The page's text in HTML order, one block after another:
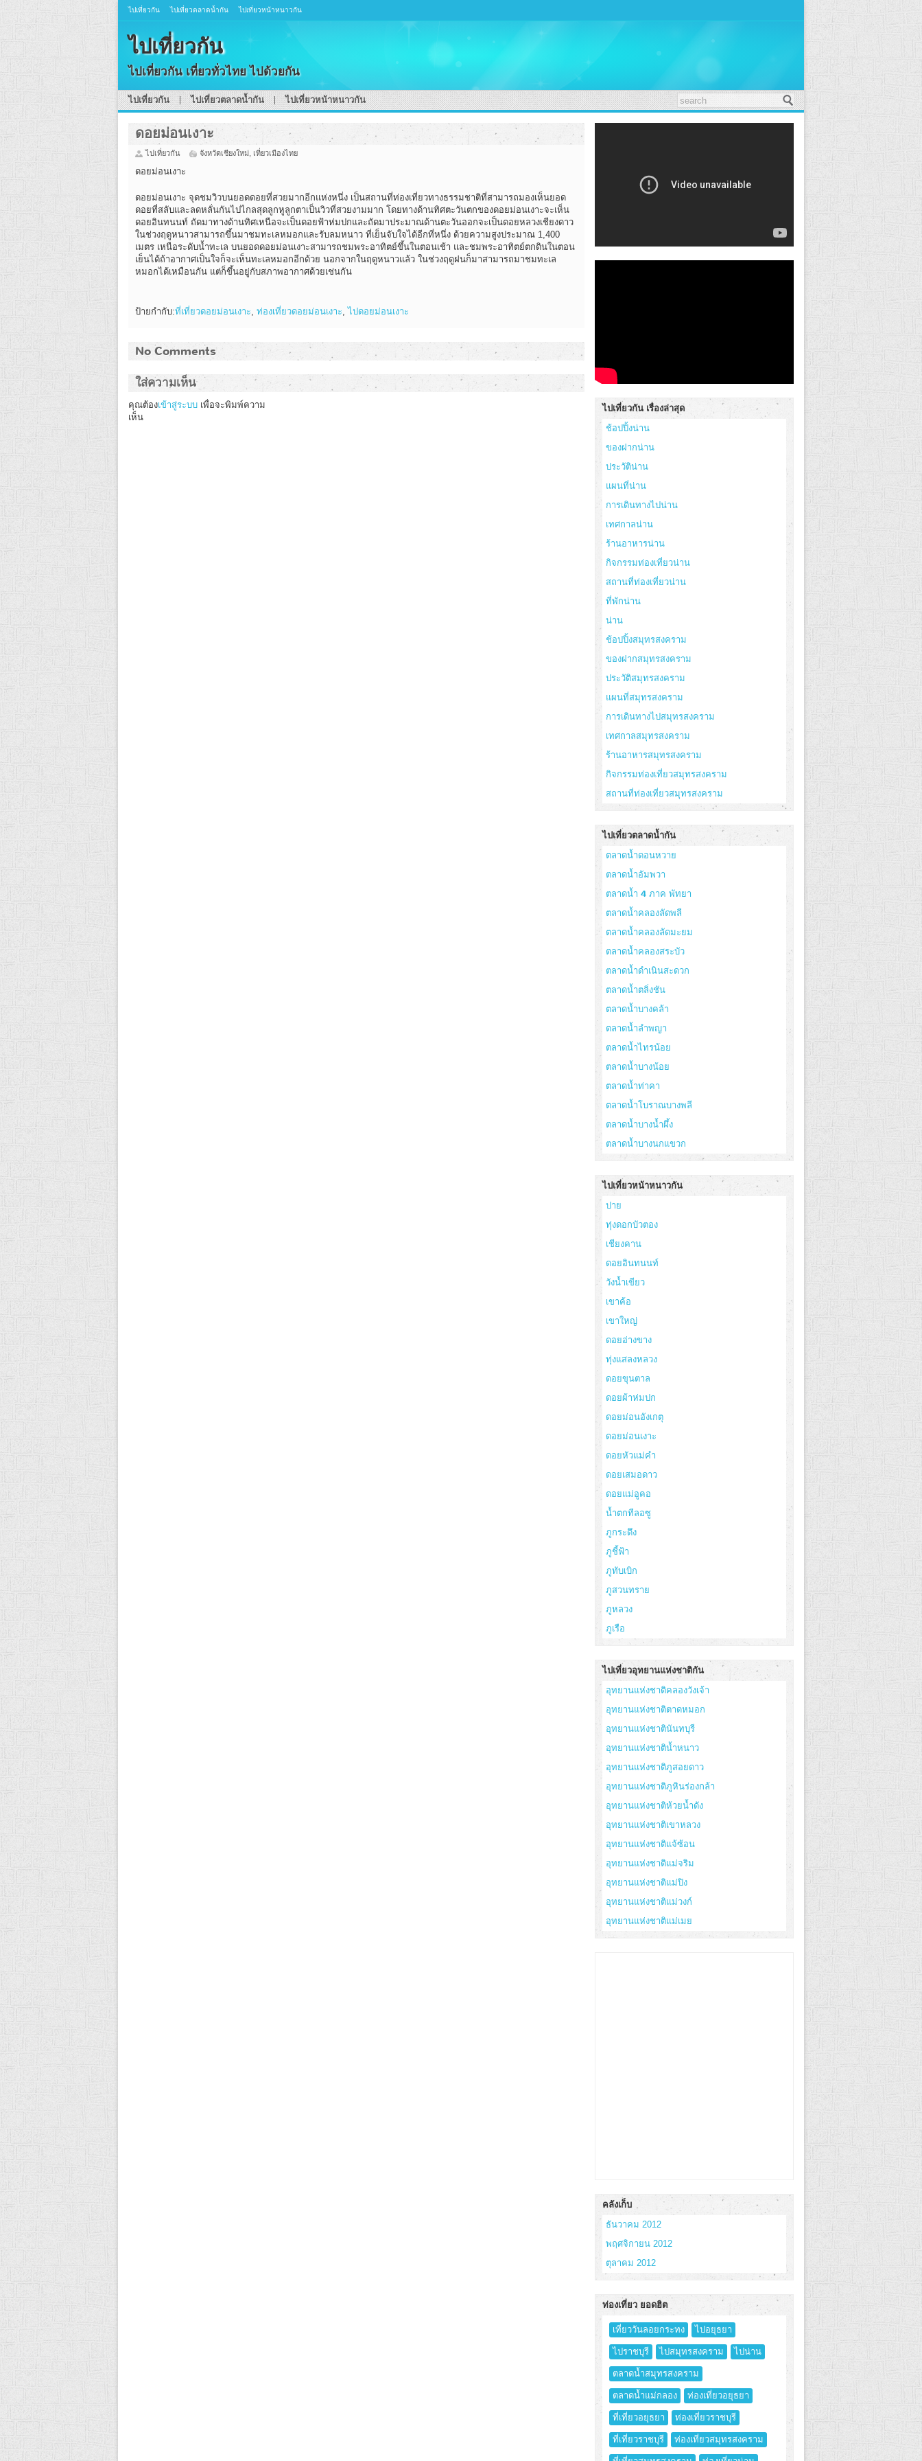
ไปเที่ยวกัน ไปเที่ยวตลาดน้ำกัน ไปเที่ยวหน้าหนาวกัน
ไปเที่ยวกัน
ไปเที่ยวกัน เที่ยวทั่วไทย ไปด้วยกัน
ไปเที่ยวกัน ไปเที่ยวตลาดน้ำกัน ไปเที่ยวหน้าหนาวกัน
ดอยม่อนเงาะ
ไปเที่ยวกัน จังหวัดเชียงใหม่ เที่ยวเมืองไทย
ดอยม่อนเงาะ
ดอยม่อนเงาะ จุดชมวิวบนยอดดอยที่สวยมากอีกแห่งหนึ่ง เป็นสถานที่ท่องเที่ยวทางธรรมชาติที่สามารถมองเห็นยอด
ดอยที่สลับและลดหลั่นกันไปไกลสุดลูกหูลูกตาเป็นวิวที่สวยงามมาก โดยทางด้านทิศตะวันตกของดอยม่อนเงาะจะเห็น
ดอยอินทนนท์ ถัดมาทางด้านทิศเหนือจะเป็นดอยฟ้าห่มปกและถัดมาประมาณด้านตะวันออกจะเป็นดอยหลวงเชียงดาว
ในช่วงฤดูหนาวสามารถขึ้นมาชมทะเลหมอกและรับลมหนาว ที่เย็นจับใจได้อีกที่หนึ่ง ด้วยความสูงประมาณ 1,400
เมตร เหนือระดับน้ำทะเล บนยอดดอยม่อนเงาะสามารถชมพระอาทิตย์ขึ้นในตอนเช้า และชมพระอาทิตย์ตกดินในตอน
เย็นได้ถ้าอากาศเป็นใจก็จะเห็นทะเลหมอกอีกด้วย นอกจากในฤดูหนาวแล้ว ในช่วงฤดูฝนก็มาสามารถมาชมทะเล
หมอกได้เหมือนกัน แต่ก็ขึ้นอยู่กับสภาพอากาศด้วยเช่นกัน
ป้ายกำกับ:ที่เที่ยวดอยม่อนเงาะ, ท่องเที่ยวดอยม่อนเงาะ,ไปดอยม่อนเงาะ
No Comments
ใส่ความเห็น
คุณต้องเข้าสู่ระบบ เพื่อจะพิมพ์ความ
เห็น
ไปเที่ยวกัน เรื่องล่าสุด
ช้อปปิ้งน่าน
ของฝากน่าน
ประวัติน่าน
แผนที่น่าน
การเดินทางไปน่าน
เทศกาลน่าน
ร้านอาหารน่าน
กิจกรรมท่องเที่ยวน่าน
สถานที่ท่องเที่ยวน่าน
ที่พักน่าน
น่าน
ช้อปปิ้งสมุทรสงคราม
ของฝากสมุทรสงคราม
ประวัติสมุทรสงคราม
แผนที่สมุทรสงคราม
การเดินทางไปสมุทรสงคราม
เทศกาลสมุทรสงคราม
ร้านอาหารสมุทรสงคราม
กิจกรรมท่องเที่ยวสมุทรสงคราม
สถานที่ท่องเที่ยวสมุทรสงคราม
ไปเที่ยวตลาดน้ำกัน
ตลาดน้ำดอนหวาย
ตลาดน้ำอัมพวา
ตลาดน้ำ 4 ภาค พัทยา
ตลาดน้ำคลองลัดพลี
ตลาดน้ำคลองลัดมะยม
ตลาดน้ำคลองสระบัว
ตลาดน้ำดำเนินสะดวก
ตลาดน้ำตลิ่งชัน
ตลาดน้ำบางคล้า
ตลาดน้ำลำพญา
ตลาดน้ำไทรน้อย
ตลาดน้ำบางน้อย
ตลาดน้ำท่าคา
ตลาดน้ำโบราณบางพลี
ตลาดน้ำบางน้ำผึ้ง
ตลาดน้ำบางนกแขวก
ไปเที่ยวหน้าหนาวกัน
ปาย
ทุ่งดอกบัวตอง
เชียงคาน
ดอยอินทนนท์
วังน้ำเขียว
เขาค้อ
เขาใหญ่
ดอยอ่างขาง
ทุ่งแสลงหลวง
ดอยขุนตาล
ดอยผ้าห่มปก
ดอยม่อนอังเกตุ
ดอยม่อนเงาะ
ดอยหัวแม่คำ
ดอยเสมอดาว
ดอยแม่อูคอ
น้ำตกทีลอซู
ภูกระดึง
ภูชี้ฟ้า
ภูทับเบิก
ภูสวนทราย
ภูหลวง
ภูเรือ
ไปเที่ยวอุทยานแห่งชาติกัน
อุทยานแห่งชาติคลองวังเจ้า
อุทยานแห่งชาติตาดหมอก
อุทยานแห่งชาตินันทบุรี
อุทยานแห่งชาติน้ำหนาว
อุทยานแห่งชาติภูสอยดาว
อุทยานแห่งชาติภูหินร่องกล้า
อุทยานแห่งชาติห้วยน้ำดัง
อุทยานแห่งชาติเขาหลวง
อุทยานแห่งชาติแจ้ซ้อน
อุทยานแห่งชาติแม่จริม
อุทยานแห่งชาติแม่ปิง
อุทยานแห่งชาติแม่วงก์
อุทยานแห่งชาติแม่เมย
คลังเก็บ
ธันวาคม 2012
พฤศจิกายน 2012
ตุลาคม 2012
ท่องเที่ยว ยอดฮิต
เที่ยววันลอยกระทง ไปอยุธยา
ไปราชบุรี ไปสมุทรสงคราม ไปน่าน
ตลาดน้ำสมุทรสงคราม
ตลาดน้ำแม่กลอง ท่องเที่ยวอยุธยา
ที่เที่ยวอยุธยา ท่องเที่ยวราชบุรี
ที่เที่ยวราชบุรี ท่องเที่ยวสมุทรสงคราม